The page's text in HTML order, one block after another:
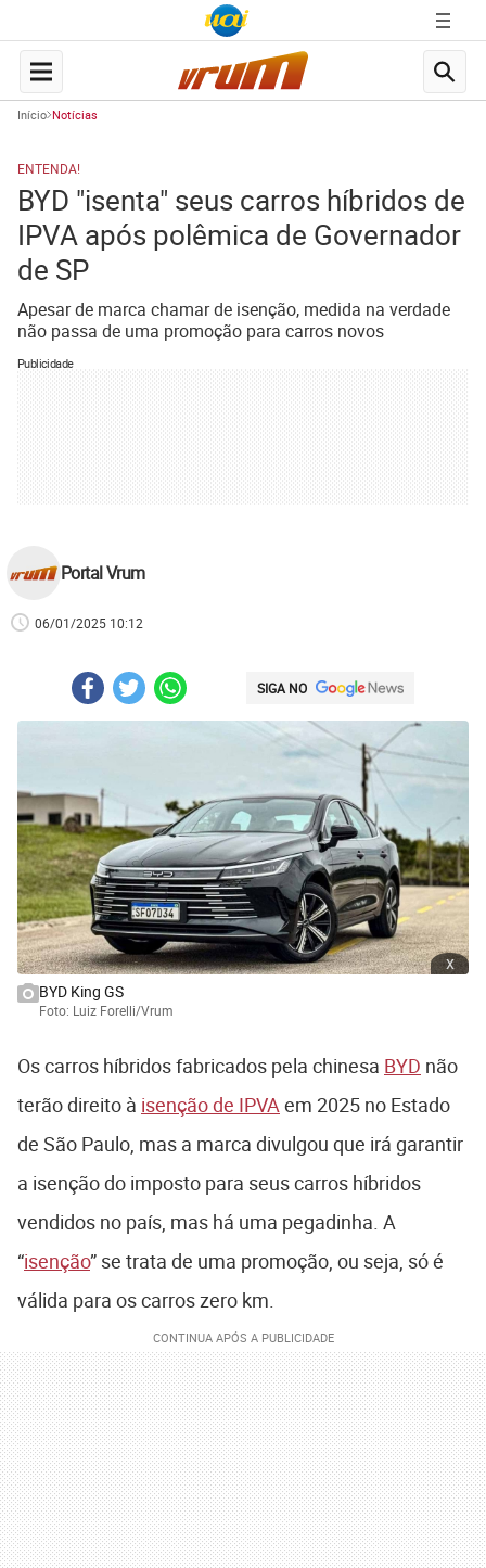
Início Notícias
ENTENDA!
BYD "isenta" seus carros híbridos de
IPVA após polêmica de Governador
de SP
Apesar de marca chamar de isenção, medida na verdade
não passa de uma promoção para carros novos
Publicidade
Portal Vrum
06/01/2025 10:12
SIGA NO
x
BYD King GS
Foto: Luiz Forelli/Vrum
Os carros híbridos fabricados pela chinesa BYD não
terão direito à isenção de IPVA em 2025 no Estado
de São Paulo, mas a marca divulgou que irá garantir
a isenção do imposto para seus carros híbridos
vendidos no país, mas há uma pegadinha. A
“isenção” se trata de uma promoção, ou seja, só é
válida para os carros zero km.